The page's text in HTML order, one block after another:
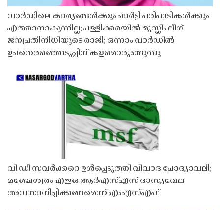
വാർഡിലെ കാര്യങ്ങൾക്കും പാർട്ടി പരിപാടികൾക്കും
എത്താനാകുന്നില്ല; പള്ളിക്കരയിൽ മുസ്ലിം ലീഗ്
ജനപ്രതിനിധിയുടെ രാജി; ഒന്നാം വാർഡിൽ
ഉപതെരഞ്ഞെടുപ്പിന് കളമൊരുങ്ങുന്നു
വി ഡി സവർക്കറെ ഉൾപ്പെടുത്തി വിവാദ ചോദ്യാവലി;
മഞ്ചേശ്വരം എഇഒ ആർഎസ്എസ് ദാസ്യവേല
അവസാനിപ്പിക്കണമെന്ന് എംഎസ്എഫ്